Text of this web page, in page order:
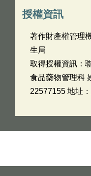
授權資訊
著作財產權管理
生局
取得授權資訊：
食品藥物管理科
22577155 地址